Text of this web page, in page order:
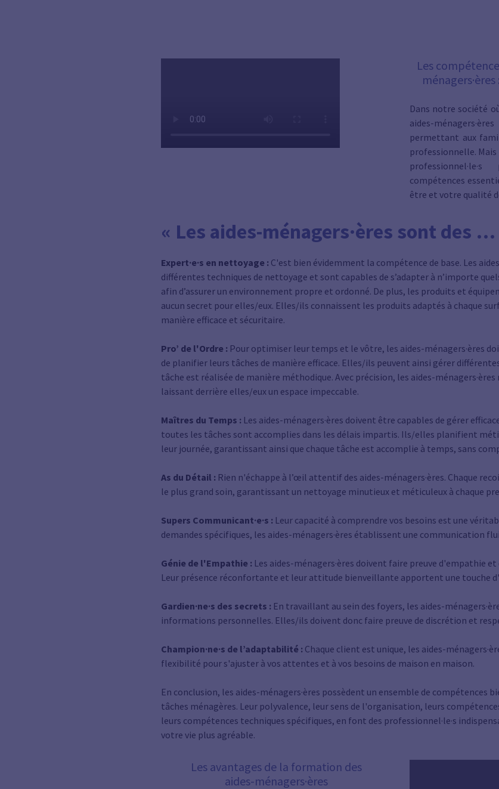
Les
Dans notre société
aides-ménagers·ères
permettant aux
professionnelle. Mais
compétences
être et votre qualité
« Les aides-ménagers·ères sont des …
Expert·e·s en nettoyage : C'est bien évidemment la compétence de base. Les
différentes techniques de nettoyage et sont capables de s’adapter à n’importe
afin d’assurer un environnement propre et ordonné. De plus, les produits et
aucun secret pour elles/eux. Elles/ils connaissent les produits adaptés à chaque
manière efficace et sécuritaire.
Pro’ de l'Ordre : Pour optimiser leur temps et le vôtre, les aides-ménagers·ères
de planifier leurs tâches de manière efficace. Elles/ils peuvent ainsi gérer
tâche est réalisée de manière méthodique. Avec précision, les aides-
laissant derrière elles/eux un espace impeccable.
Maîtres du Temps : Les aides-ménagers·ères doivent être capables de gérer
toutes les tâches sont accomplies dans les délais impartis. Ils/elles planifient
leur journée, garantissant ainsi que chaque tâche est accomplie à temps, sans
As du Détail : Rien n'échappe à l’œil attentif des aides-ménagers·ères. Chaque
le plus grand soin, garantissant un nettoyage minutieux et méticuleux à chaque
Supers Communicant·e·s : Leur capacité à comprendre vos besoins est une
demandes spécifiques, les aides-ménagers·ères établissent une communication
Génie de l'Empathie : Les aides-ménagers·ères doivent faire preuve d'empathie et
Leur présence réconfortante et leur attitude bienveillante apportent une touche
Gardien·ne·s des secrets : En travaillant au sein des foyers, les aides-
informations personnelles. Elles/ils doivent donc faire preuve de discrétion et
Champion·ne·s de l’adaptabilité : Chaque client est unique, les aides-
flexibilité pour s'ajuster à vos attentes et à vos besoins de maison en maison.
En conclusion, les aides-ménagers·ères possèdent un ensemble de compétences
tâches ménagères. Leur polyvalence, leur sens de l'organisation, leurs
leurs compétences techniques spécifiques, en font des professionnel·le·s
votre vie plus agréable.
Les avantages de la formation des
aides-ménagers·ères